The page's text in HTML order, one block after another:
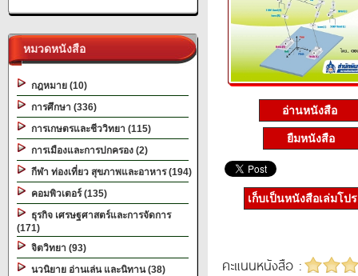
หมวดหนังสือ
กฎหมาย (10)
การศึกษา (336)
การเกษตรและชีววิทยา (115)
การเมืองและการปกครอง (2)
กีฬา ท่องเที่ยว สุขภาพและอาหาร (194)
คอมพิวเตอร์ (135)
ธุรกิจ เศรษฐศาสตร์และการจัดการ
(171)
จิตวิทยา (93)
นวนิยาย อ่านเล่น และนิทาน (38)
อ่านหนังสือ
ยืมหนังสือ
เก็บเป็นหนังสือเล่มโป
คะแนนหนังสือ :